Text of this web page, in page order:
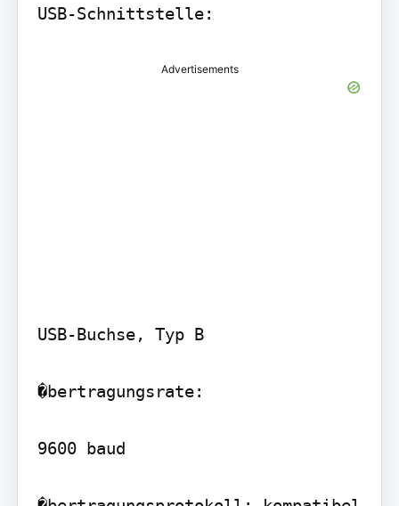
Advertisements
USB-Buchse, Typ B
�bertragungsrate:
9600 baud